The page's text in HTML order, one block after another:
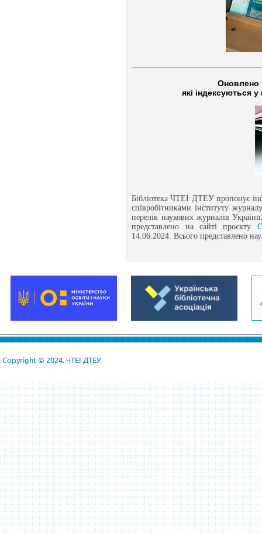
Оновлено
які індексуються
Бібліотека ЧТЕІ ДТЕУ пропонує
співробітниками інституту
перелік наукових журналів
представлено на сайті проєкту
14.06.2024. Всього представлено
Copyright © 2024. ЧТЕІ ДТЕУ